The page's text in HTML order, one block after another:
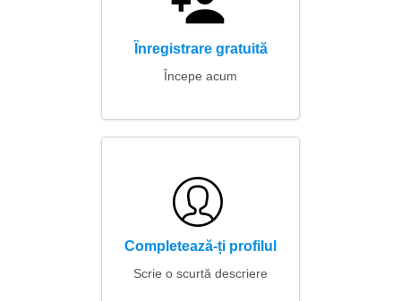
Înregistrare gratuită
Începe acum
Completează-ți profilul
Scrie o scurtă descriere